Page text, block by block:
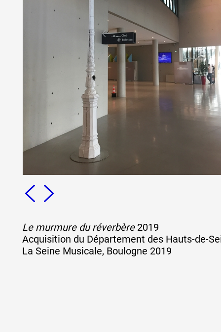
Le murmure du réverbère2019
Acquisition du Département des Hauts-de-
La Seine Musicale, Boulogne 2019